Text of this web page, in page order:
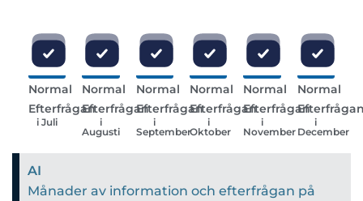
Normal
Efterfrågan
i Juli
Normal
Efterfrågan
i
Augusti
Normal
Efterfrågan
i
September
Normal
Efterfrågan
i
Oktober
Normal
Efterfrågan
i
November
Normal
i
December
AI
Månader av information och efterfrågan på